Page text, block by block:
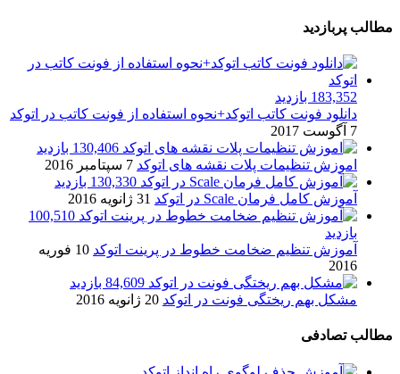
مطالب پربازدید
183,352 بازدید
دانلود فونت کاتب اتوکد+نحوه استفاده از فونت کاتب در اتوکد
7 آگوست 2017
130,406 بازدید
اموزش تنظیمات پلات نقشه های اتوکد 7 سپتامبر 2016
130,330 بازدید
آموزش کامل فرمان Scale در اتوکد
31 ژانویه 2016
100,510
بازدید
آموزش تنظیم ضخامت خطوط در پرینت اتوکد
10 فوریه
2016
84,609 بازدید
مشکل بهم ریختگی فونت در اتوکد 20 ژانویه 2016
مطالب تصادفی